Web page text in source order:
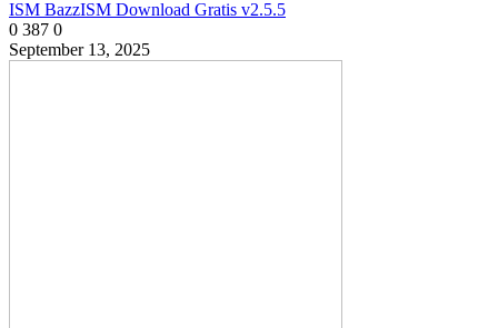
ISM BazzISM Download Gratis v2.5.5
0 387 0
September 13, 2025